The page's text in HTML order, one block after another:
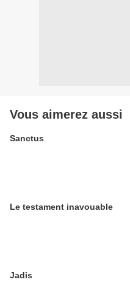
Vous aimerez aussi
Sanctus
Le testament inavouable
Jadis